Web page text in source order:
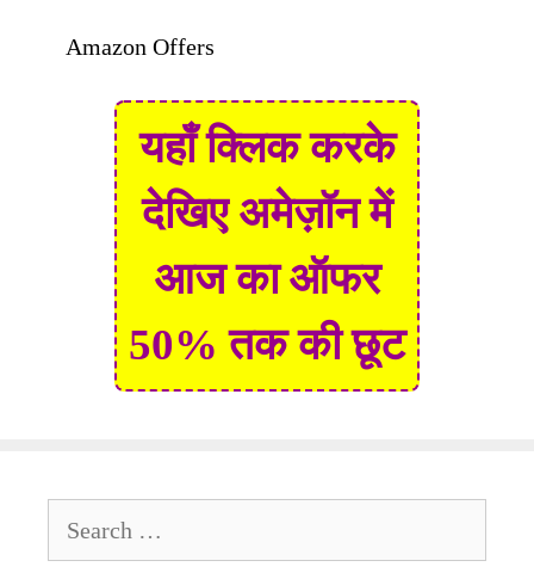
Amazon Offers
यहाँ क्लिक करके
देखिए अमेज़ॉन में
आज का ऑफर
50% तक की छूट
for: